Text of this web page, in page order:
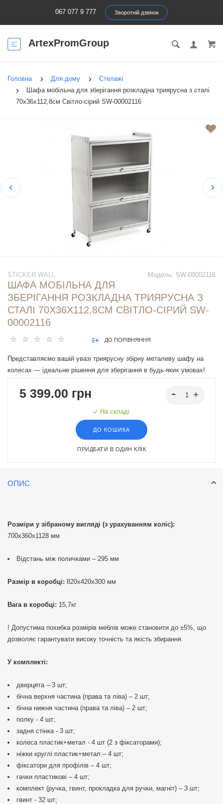
067 077 9 777 Зворотній дзвінок
ArtexPromGroup
Головна Для дому
Стелажі
Шафа мобільна для зберігання розкладна триярусна з сталі
70х36х112,8см Світло-сірий SW-00002116
Модель: SW-00002116
STICKER WALL
ШАФА МОБІЛЬНА ДЛЯ
ЗБЕРІГАННЯ РОЗКЛАДНА ТРИЯРУСНА З
СТАЛІ 70Х36Х112,8СМ СВІТЛО-СІРИЙ SW-
00002116
ДО ПОРІВНЯННЯ
Представляємо вашій увазі триярусну збірну металеву шафу на
колесах — ідеальне рішення для зберігання в будь-яких умовах!
надійно закриваються, а при необхідності фіксуються у відкритому
світло-сірий колір та порошкове фарбування забезпечують не лише
міцність та довговічність, а й сучасний естетичний вигляд. Ця
шафа стане незамінним помічником як у житлових, так і в
комерційних приміщеннях, забезпечуючи порядок та зручний доступ
5 399.00 грн
На складі
ДО КОШИКА
ПРИДБАТИ В ОДИН КЛІК
ОПИС
Розміри у зібраному вигляді (з урахуванням коліс):
700х360х1128 мм
Відстань між поличками – 295 мм
Размір в коробці: 820х420х300 мм
Вага в коробці: 15,7кг
! Допустима похибка розмірів меблів може становити до ±5%, що
дозволяє гарантувати високу точність та якість збирання.
У комплекті:
дверцята – 3 шт;
бічна верхня частина (права та ліва) – 2 шт;
бічна нижня частина (права та ліва) – 2 шт;
полку - 4 шт;
задня стінка - 3 шт;
колеса пластик+метал - 4 шт (2 з фіксаторами);
ніжки круглі пластик+метал – 4 шт;
фіксатори для профілів – 4 шт;
гачки пластикові – 4 шт;
комплект (ручка, гвинт, прокладка для ручки, магніт) – 3 шт;
гвинт - 32 шт;